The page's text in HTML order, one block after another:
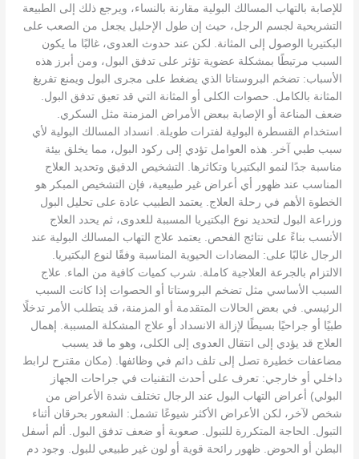
للإصابة بالتهاب المسالك البولية مقارنة بالنساء، ويرجع ذلك إلى الطبيعة
التشريحية لجسم الرجل، حيث إن طول الإحليل يجعل من الصعب على
البكتيريا الوصول إلى المثانة. لكن عند حدوث العدوى، غالبًا ما يكون
السبب مرتبطًا بمشكلة عضوية تؤثر على تدفق البول، ومن أبرز هذه
الأسباب: تضخم البروستاتا الذي يضغط على مجرى البول ويمنع تفريغ
المثانة بالكامل. حصوات الكلى أو المثانة التي قد تعيق تدفق البول.
ضعف المناعة أو الإصابة ببعض الأمراض المزمنة مثل السكري.
استخدام القسطرة البولية لفترات طويلة. انسداد المسالك البولية لأي
سبب طبي آخر. هذه العوامل تؤدي إلى ركود البول، مما يخلق بيئة
مناسبة جدًا لنمو البكتيريا وتكاثرها. التشخيص الدقيق وتحديد العلاج
المناسب عند ظهور أي أعراض غير طبيعية، فإن التشخيص المبكر هو
الخطوة الأهم في رحلة العلاج. يعتمد الطبيب عادة على تحليل البول
وزراعة البول لتحديد نوع البكتيريا المسببة للعدوى، ثم يحدد العلاج
الأنسب بناءً على نتائج الفحص. يعتمد علاج التهاب المسالك البولية عند
الرجال غالبًا على: المضادات الحيوية المناسبة وفقًا لنوع البكتيريا.
الالتزام بالجرعة العلاجية كاملة. شرب كميات كافية من الماء. علاج
السبب الأساسي مثل تضخم البروستاتا أو الحصوات إذا كانت السبب
الرئيسي. في بعض الحالات المتقدمة أو المزمنة، قد يتطلب الأمر تدخلًا
طبيًا أو جراحيًا بسيطًا لإزالة الانسداد أو علاج المشكلة المسببة. إهمال
العلاج قد يؤدي إلى انتقال العدوى إلى الكلى، وهو ما قد يسبب
مضاعفات خطيرة تصل إلى تلف دائم في وظائفها. (مكان مقترح لرابط
داخلي أو خارجي: تعرف على أحدث التقنيات في جراحات الجهاز
البولي) أعراض التهاب البول عند الرجال تختلف شدة الأعراض من
شخص لآخر، لكن الأعراض الأكثر شيوعًا تشمل: الشعور بحرقان أثناء
التبول. الحاجة المتكررة للتبول. صعوبة أو ضعف تدفق البول. ألم أسفل
البطن أو الحوض. ظهور رائحة قوية أو لون غير طبيعي للبول. وجود دم